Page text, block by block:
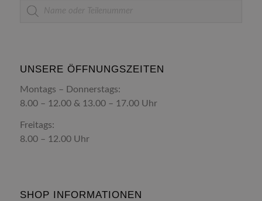
Artikelsuche
UNSERE ÖFFNUNGSZEITEN
Montags – Donnerstags:
8.00 – 12.00 & 13.00 – 17.00 Uhr
Freitags:
8.00 – 12.00 Uhr
SHOP INFORMATIONEN